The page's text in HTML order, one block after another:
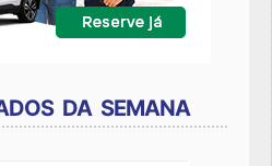
DA SEMANA